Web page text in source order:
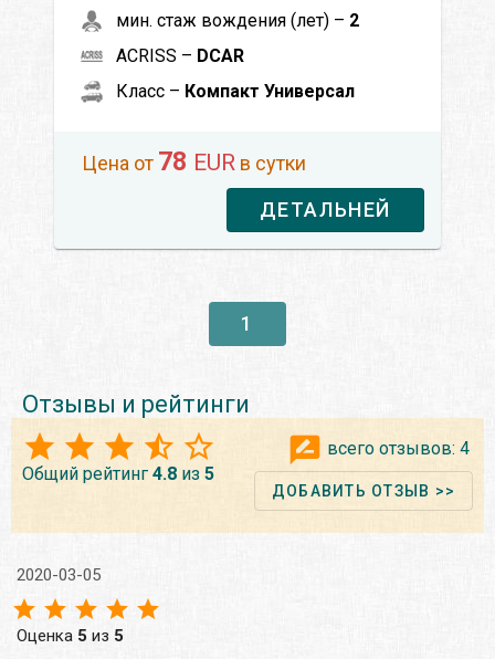
мин. стаж вождения (лет) – 2
ACRISS – DCAR
Класс – Компакт Универсал
Цена от 78 EUR в сутки
ДЕТАЛЬНЕЙ
1
Отзывы и рейтинги
Общий рейтинг 4.8 из 5
всего отзывов: 4
ДОБАВИТЬ ОТЗЫВ >>
2020-03-05
Оценка 5 из 5